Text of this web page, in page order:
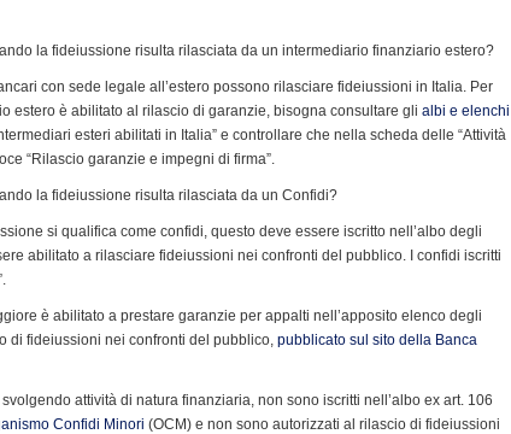
la fideiussione risulta rilasciata da un intermediario finanziario estero?
con sede legale all’estero possono rilasciare fideiussioni in Italia. Per
estero è abilitato al rilascio di garanzie, bisogna consultare gli albi e elenchi
esteri abilitati in Italia” e controllare che nella scheda delle “Attività
“Rilascio garanzie e impegni di firma”.
la fideiussione risulta rilasciata da un Confidi?
si qualifica come confidi, questo deve essere iscritto nell’albo degli
abilitato a rilasciare fideiussioni nei confronti del pubblico. I confidi iscritti
è abilitato a prestare garanzie per appalti nell’apposito elenco degli
di fideiussioni nei confronti del pubblico, pubblicato sul sito della Banca
attività di natura finanziaria, non sono iscritti nell’albo ex art. 106
Confidi Minori (OCM) e non sono autorizzati al rilascio di fideiussioni